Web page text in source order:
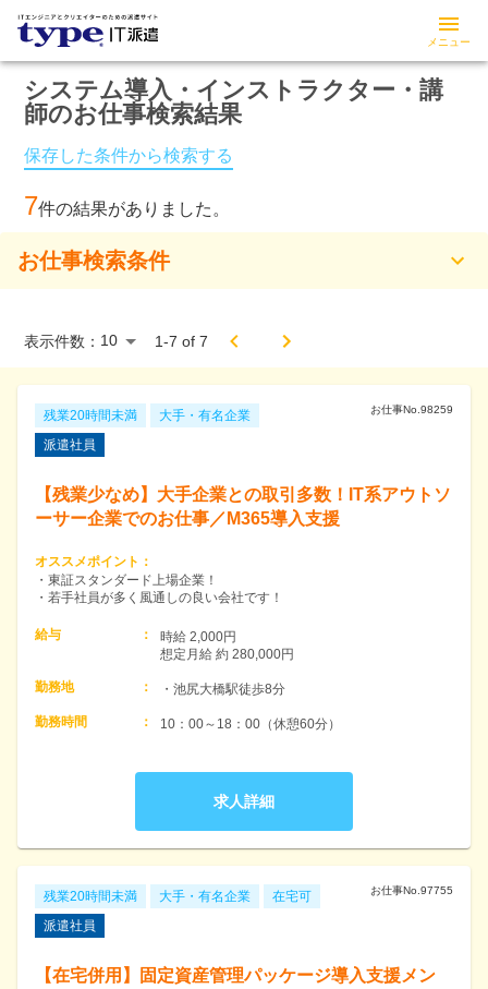
メニュー
システム導入・インストラクター・講
師のお仕事検索結果
保存した条件から検索する
7件の結果がありました。
お仕事検索条件
表示件数： 1-7 of 7
残業20時間未満 大手・有名企業 お仕事No. 98259
派遣社員
【残業少なめ】大手企業との取引多数！IT系アウトソ
ーサー企業でのお仕事／M365導入支援
オススメポイント ：
・東証スタンダード上場企業！
・若手社員が多く風通しの良い会社です！
給与 ：
時給 2,000円
想定月給 約 280,000円
勤務地 ： ・池尻大橋駅徒歩8分
勤務時間 ：
求人詳細
残業20時間未満 大手・有名企業 在宅可 お仕事No. 97755
派遣社員
【在宅併用】固定資産管理パッケージ導入支援メン